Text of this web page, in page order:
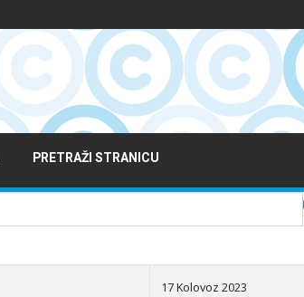
PRETRAŽI STRANICU
17 Kolovoz 2023